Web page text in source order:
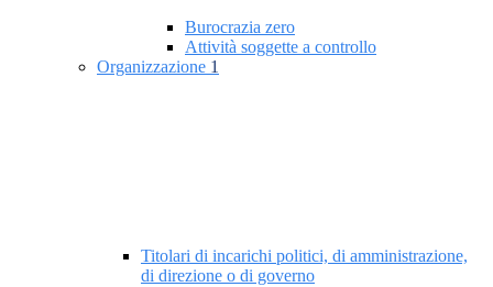
Burocrazia zero
Attività soggette a controllo
Organizzazione 1
Titolari di incarichi politici, di amministrazione,
di direzione o di governo